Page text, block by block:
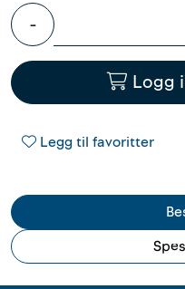
-
Logg
Legg til favoritter
Trelast og finer
Vanntetting
Verktøy og tilbehør
Prosjekter